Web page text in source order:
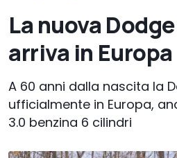
La nuova
arriva in Europa
A 60 anni dalla nascita la
ufficialmente in Europa,
3.0 benzina 6 cilindri